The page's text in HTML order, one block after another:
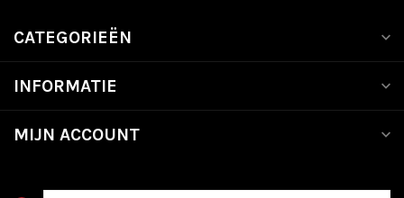
CATEGORIEËN
INFORMATIE
MIJN ACCOUNT